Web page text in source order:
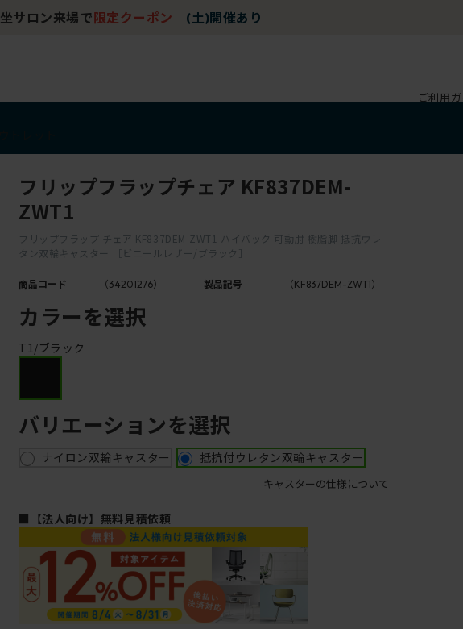
坐サロン来場で 限定クーポン (土)開催あり
ご利用
フリップフラップチェア KF837DEM-
ZWT1
フリップフラップ チェア KF837DEM-ZWT1 ハイバック 可動肘 樹脂脚 抵抗ウレ
タン双輪キャスター ［ビニールレザー/ブラック］
商品コード （34201276） 製品記号 （KF837DEM-ZWT1）
カラーを選択
T1/ブラック
バリエーションを選択
ナイロン双輪キャスター 抵抗付ウレタン双輪キャスター
キャスターの仕様について
■【法人向け】無料見積依頼